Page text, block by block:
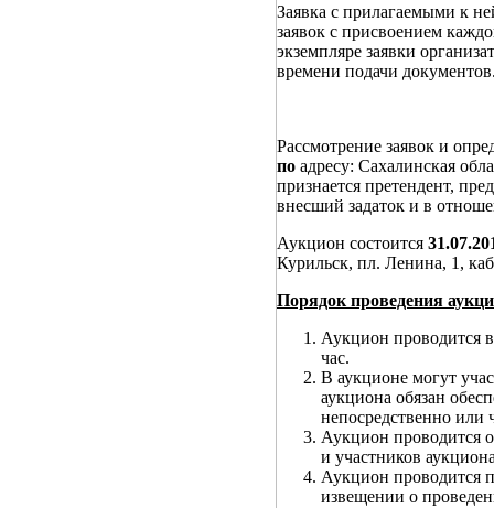
Заявка с прилагаемыми к
заявок с присвоением
экземпляре заявки
времени подачи
Рассмотрение заявок и
по адресу: Сахалинская
признается претендент,
внесший задаток и в
Аукцион состоится
Курильск, пл. Ленина, 1,
Порядок проведения
Аукцион проводится
час.
В аукционе могут
аукциона обязан
непосредственно или
Аукцион проводится
и участников
Аукцион проводится
извещении о